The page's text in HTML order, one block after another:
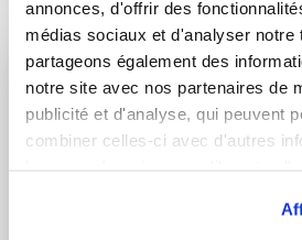
annonces, d'offrir des
médias sociaux et d'analyser notre
partageons également des
notre site avec nos partenaires de
publicité et d'analyse, qui peuvent
combiner celles-ci avec d'autres
Vous aimerez aussi ...